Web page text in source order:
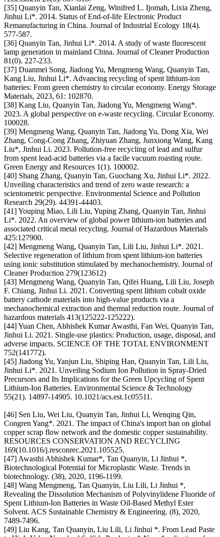
[35] Quanyin Tan, Xianlai Zeng, Winifred L. Ijomah, Lixia Zheng,
Jinhui Li*. 2014. Status of End-of-life Electronic Product
Remanufacturing in China. Journal of Industrial Ecology 18(4).
577-587.
[36] Quanyin Tan, Jinhui Li*. 2014. A study of waste fluorescent
lamp generation in mainland China. Journal of Cleaner Production
81(0). 227-233.
[37] Duanmei Song, Jiadong Yu, Mengmeng Wang, Quanyin Tan,
Kang Liu, Jinhui Li*. Advancing recycling of spent lithium-ion
batteries: From green chemistry to circular economy. Energy Storage
Materials, 2023, 61: 102870.
[38] Kang Liu, Quanyin Tan, Jiadong Yu, Mengmeng Wang*.
2023. A global perspective on e-waste recycling. Circular Economy.
100028.
[39] Mengmeng Wang, Quanyin Tan, Jiadong Yu, Dong Xia, Wei
Zhang, Cong-Cong Zhang, Zhiyuan Zhang, Junxiong Wang, Kang
Liu*, Jinhui Li. 2023. Pollution-free recycling of lead and sulfur
from spent lead-acid batteries via a facile vacuum roasting route.
Green Energy and Resources 1(1). 100002.
[40] Shang Zhang, Quanyin Tan, Guochang Xu, Jinhui Li*. 2022.
Unveiling characteristics and trend of zero waste research: a
scientometric perspective. Environmental Science and Pollution
Research 29(29). 44391-44403.
[41] Youping Miao, Lili Liu, Yuping Zhang, Quanyin Tan, Jinhui
Li*. 2022. An overview of global power lithium-ion batteries and
associated critical metal recycling. Journal of Hazardous Materials
425:127900.
[42] Mengmeng Wang, Quanyin Tan, Lili Liu, Jinhui Li*. 2021.
Selective regeneration of lithium from spent lithium-ion batteries
using ionic substitution stimulated by mechanochemistry. Journal of
Cleaner Production 279(123612)
[43] Mengmeng Wang, Quanyin Tan, Qifei Huang, Lili Liu, Joseph
F. Chiang, Jinhui Li. 2021. Converting spent lithium cobalt oxide
battery cathode materials into high-value products via a
mechanochemical extraction and thermal reduction route. Journal of
hazardous materials 413(125222-125222).
[44] Yuan Chen, Abhishek Kumar Awasthi, Fan Wei, Quanyin Tan,
Jinhui Li. 2021. Single-use plastics: Production, usage, disposal, and
adverse impacts. SCIENCE OF THE TOTAL ENVIRONMENT
752(141772).
[45] Jiadong Yu, Yanjun Liu, Shiping Han, Quanyin Tan, Lili Liu,
Jinhui Li*. 2021. Unveiling Sodium Ion Pollution in Spray-Dried
Precursors and Its Implications for the Green Upcycling of Spent
Lithium-Ion Batteries. Environmental Science & Technology
55(21). 14897-14905. 10.1021/acs.est.1c05511.
[46] Sen Liu, Wei Liu, Quanyin Tan, Jinhui Li, Wenqing Qin,
Congren Yang*. 2021. The impact of China's import ban on global
copper scrap flow network and the domestic copper sustainability.
RESOURCES CONSERVATION AND RECYCLING
169(10.1016/j.resconrec.2021.105525.
[47] Awasthi Abhishek Kumar*, Tan Quanyin, Li Jinhui *,
Biotechnological Potential for Microplastic Waste. Trends in
biotechnology. (38), 2020, 1196-1199.
[48] Wang Mengmeng, Tan Quanyin, Liu Lili, Li Jinhui *,
Revealing the Dissolution Mechanism of Polyvinylidene Fluoride of
Spent Lithium-Ion Batteries in Waste Oil-Based Methyl Ester
Solvent. ACS Sustainable Chemistry & Engineering. (8), 2020,
7489-7496.
[49] Liu Kang, Tan Quanyin, Liu Lili, Li Jinhui *. From Lead Paste